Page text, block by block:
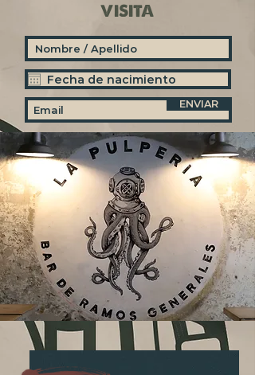
VISITA
ENVIAR